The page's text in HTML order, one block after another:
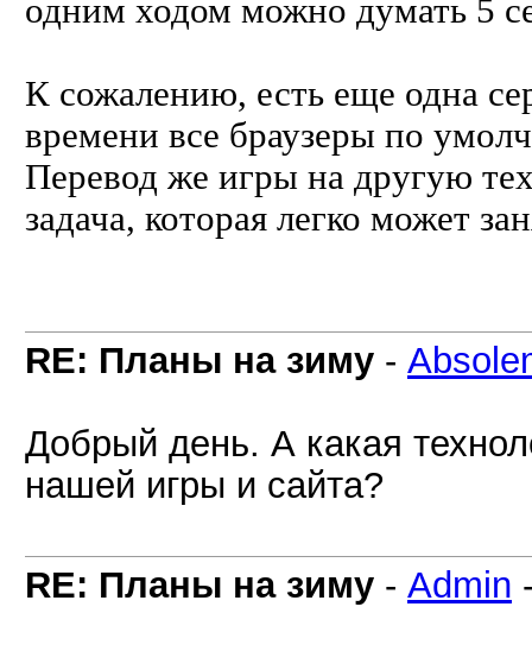
одним ходом можно думать 5
К сожалению, есть еще одна
времени все браузеры по
Перевод же игры на другую
задача, которая легко может
RE: Планы на зиму -
Добрый день. А какая
нашей игры и сайта?
RE: Планы на зиму - Admin